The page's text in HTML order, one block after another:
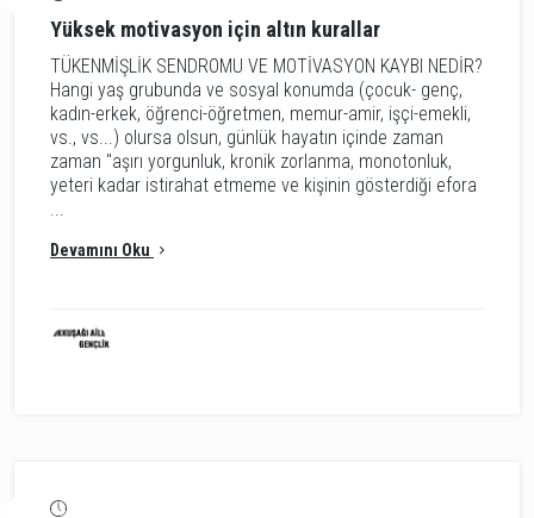
Yüksek motivasyon için altın kurallar
TÜKENMİŞLİK SENDROMU VE MOTİVASYON KAYBI NEDİR?
Hangi yaş grubunda ve sosyal konumda (çocuk- genç,
kadın-erkek, öğrenci-öğretmen, memur-amir, işçi-emekli,
vs., vs...) olursa olsun, günlük hayatın içinde zaman
zaman "aşırı yorgunluk, kronik zorlanma, monotonluk,
yeteri kadar istirahat etmeme ve kişinin gösterdiği efora
...
Devamını Oku